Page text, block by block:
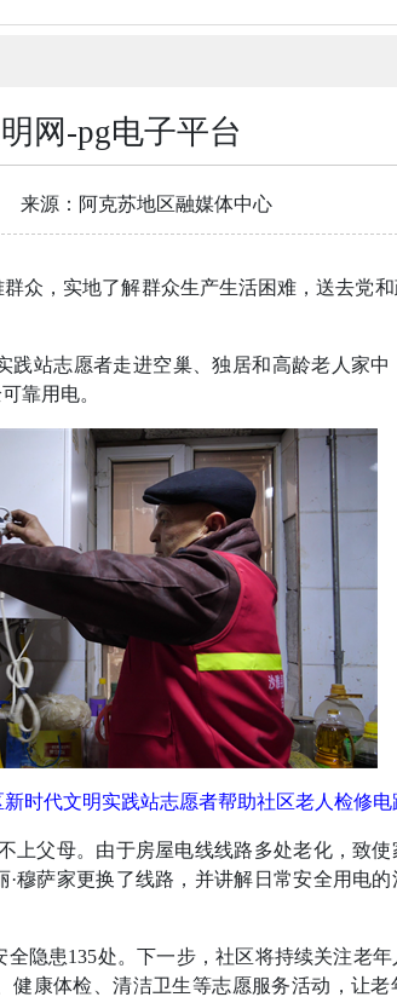
网-pg电子平台
来源：阿克苏地区融媒体中心
，实地了解群众生产生活困难，送去党和
站志愿者走进空巢、独居和高龄老人家中
靠用电。
时代文明实践站志愿者帮助社区老人检修电
父母。由于房屋电线线路多处老化，致使
穆萨家更换了线路，并讲解日常安全用电
患135处。下一步，社区将持续关注老年
健康体检、清洁卫生等志愿服务活动，让